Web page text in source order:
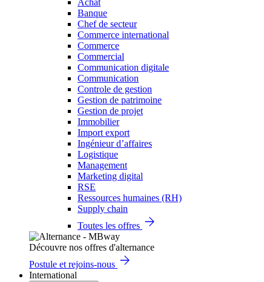
Achat
Banque
Chef de secteur
Commerce international
Commerce
Commercial
Communication digitale
Communication
Controle de gestion
Gestion de patrimoine
Gestion de projet
Immobilier
Import export
Ingénieur d’affaires
Logistique
Management
Marketing digital
RSE
Ressources humaines (RH)
Supply chain
Toutes les offres
Découvre nos offres d'alternance
Postule et rejoins-nous
International